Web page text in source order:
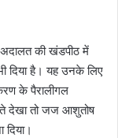
अदालत की खंडपीठ में
दिया है। यह उनके लिए
के पैरालीगल
देखा तो जज आशुतोष
दिया।